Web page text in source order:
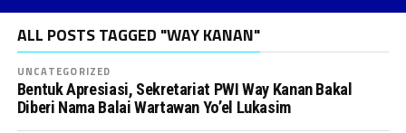
ALL POSTS TAGGED "WAY KANAN"
UNCATEGORIZED
Bentuk Apresiasi, Sekretariat PWI Way Kanan Bakal
Diberi Nama Balai Wartawan Yo’el Lukasim